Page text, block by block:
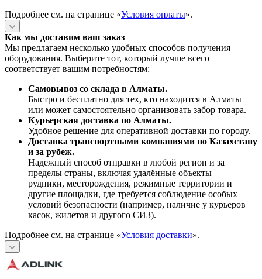
Подробнее см. на странице «Условия оплаты».
Как мы доставим ваш заказ
Мы предлагаем несколько удобных способов получения
оборудования. Выберите тот, который лучше всего
соответствует вашим потребностям:
Самовывоз со склада в Алматы.
Быстро и бесплатно для тех, кто находится в Алматы
или может самостоятельно организовать забор товара.
Курьерская доставка по Алматы.
Удобное решение для оперативной доставки по городу.
Доставка транспортными компаниями по Казахстану
и за рубеж.
Надежный способ отправки в любой регион и за
пределы страны, включая удалённые объекты —
рудники, месторождения, режимные территории и
другие площадки, где требуется соблюдение особых
условий безопасности (например, наличие у курьеров
касок, жилетов и другого СИЗ).
Подробнее см. на странице «Условия доставки».